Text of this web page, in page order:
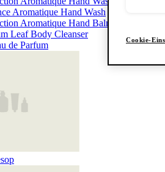
Aromatique Hand Wash
Aromatique Hand Balm
Leaf Body Cleanser
de Parfum
Cookie-